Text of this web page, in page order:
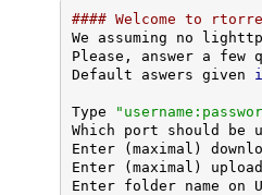
Configuring
Configuring libsigcxx.
Configuring
Configuring
Configuring xmlrpc-c-
Configuring rtorrent-
Configuring
Configuring gzip.
Configuring curl.
Configuring rutorrent.
#### Welcome to
We assuming no
Please, answer a
Default aswers given
Type
Which port should be
Enter (maximal)
Enter (maximal)
Enter folder name on